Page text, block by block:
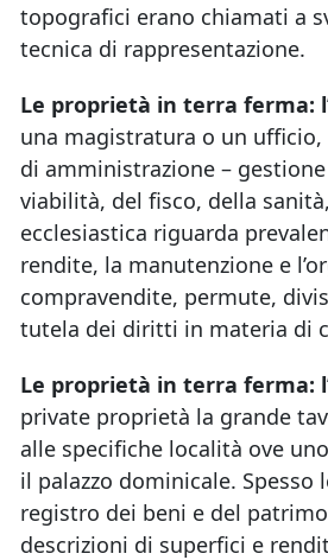
topografici erano chiamati a
tecnica di rappresentazione.
Le proprietà in terra ferma:
una magistratura o un
di amministrazione –
viabilità, del fisco, della
ecclesiastica riguarda
rendite, la manutenzione e
compravendite, permute,
tutela dei diritti in materia di
Le proprietà in terra ferma:
private proprietà la grande
alle specifiche località ove
il palazzo dominicale.
registro dei beni e del
descrizioni di superfici e